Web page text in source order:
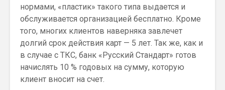
нормами, «пластик» такого типа выдается и
обслуживается организацией бесплатно. Кроме
того, многих клиентов наверняка завлечет
долгий срок действия карт — 5 лет. Так же, как и
в случае с ТКС, банк «Русский Стандарт» готов
начислять 10 % годовых на сумму, которую
клиент вносит на счет.